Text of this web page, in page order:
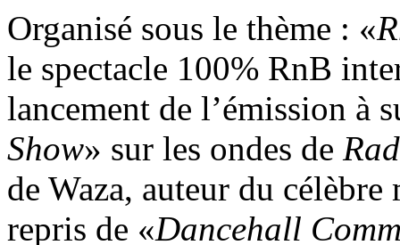
Organisé sous le thème : «
le spectacle 100% RnB
lancement de l’émission à
Show» sur les ondes de
de Waza, auteur du
repris de «Dancehall